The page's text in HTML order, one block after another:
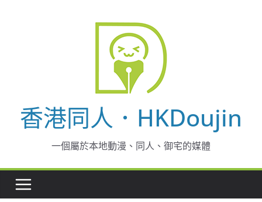
香港同人．HKDoujin
一個屬於本地動漫、同人、御宅的媒體